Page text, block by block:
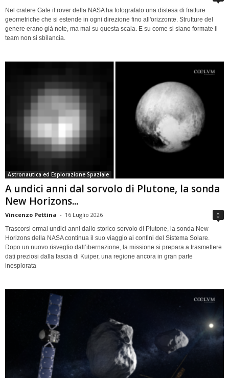
Nel cratere Gale il rover della NASA ha fotografato una distesa di fratture
geometriche che si estende in ogni direzione fino all'orizzonte. Strutture del
genere erano già note, ma mai su questa scala. E su come si siano formate il
team non si sbilancia.
Astronautica ed Esplorazione Spaziale
A undici anni dal sorvolo di Plutone, la sonda
New Horizons...
Vincenzo Pettina - 16 Luglio 2026 0
Trascorsi ormai undici anni dallo storico sorvolo di Plutone, la sonda New
Horizons della NASA continua il suo viaggio ai confini del Sistema Solare.
Dopo un nuovo risveglio dall’ibernazione, la missione si prepara a trasmettere
dati preziosi dalla fascia di Kuiper, una regione ancora in gran parte
inesplorata